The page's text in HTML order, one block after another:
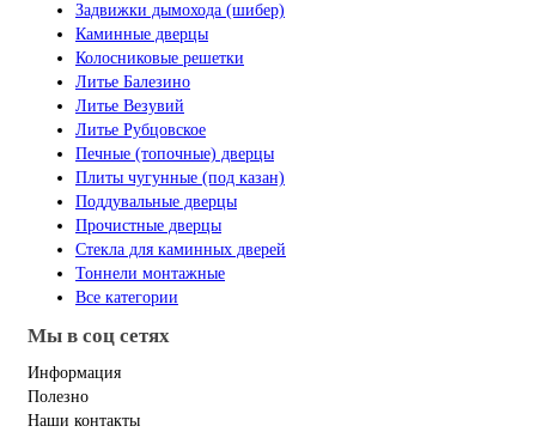
Задвижки дымохода (шибер)
Каминные дверцы
Колосниковые решетки
Литье Балезино
Литье Везувий
Литье Рубцовское
Печные (топочные) дверцы
Плиты чугунные (под казан)
Поддувальные дверцы
Прочистные дверцы
Стекла для каминных дверей
Тоннели монтажные
Все категории
Мы в соц сетях
Информация
Полезно
Наши контакты